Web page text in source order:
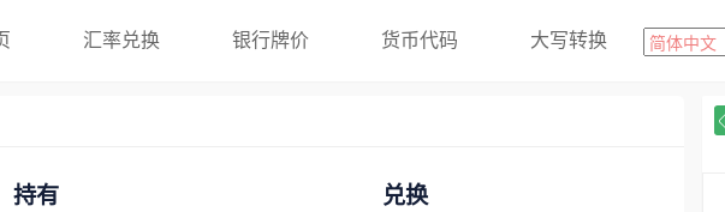
汇率兑换 银行牌价 货币代码 大写转换
持有 兑换